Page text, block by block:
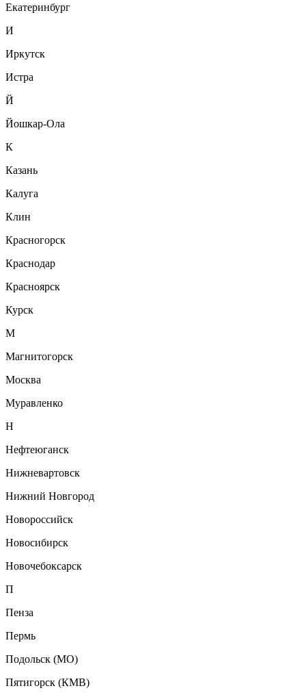
Екатеринбург
И
Иркутск
Истра
Й
Йошкар-Ола
К
Казань
Калуга
Клин
Красногорск
Краснодар
Красноярск
Курск
М
Магнитогорск
Москва
Муравленко
Н
Нефтеюганск
Нижневартовск
Нижний Новгород
Новороссийск
Новосибирск
Новочебоксарск
П
Пенза
Пермь
Подольск (МО)
Пятигорск (КМВ)